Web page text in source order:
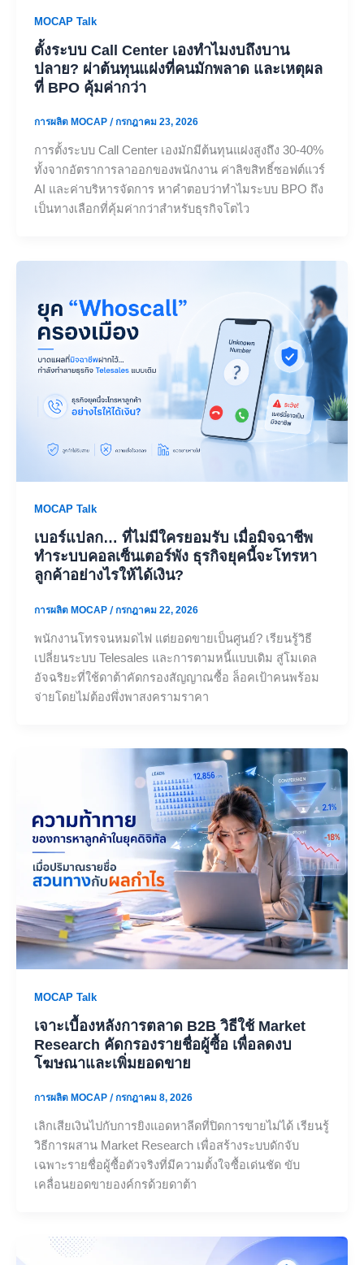
MOCAP Talk
ตั้งระบบ Call Center เองทำไมงบถึงบาน
ปลาย? ผ่าต้นทุนแฝงที่คนมักพลาด และเหตุผล
ที่ BPO คุ้มค่ากว่า
การผลิต MOCAP /กรกฎาคม 23, 2026
การตั้งระบบ Call Center เองมักมีต้นทุนแฝงสูงถึง 30-40%
ทั้งจากอัตราการลาออกของพนักงาน ค่าลิขสิทธิ์ซอฟต์แวร์
AI และค่าบริหารจัดการ หาคำตอบว่าทำไมระบบ BPO ถึง
เป็นทางเลือกที่คุ้มค่ากว่าสำหรับธุรกิจโตไว
MOCAP Talk
เบอร์แปลก… ที่ไม่มีใครยอมรับ เมื่อมิจฉาชีพ
ทำระบบคอลเซ็นเตอร์พัง ธุรกิจยุคนี้จะโทรหา
ลูกค้าอย่างไรให้ได้เงิน?
การผลิต MOCAP /กรกฎาคม 22, 2026
พนักงานโทรจนหมดไฟ แต่ยอดขายเป็นศูนย์? เรียนรู้วิธี
เปลี่ยนระบบ Telesales และการตามหนี้แบบเดิม สู่โมเดล
อัจฉริยะที่ใช้ดาต้าคัดกรองสัญญาณซื้อ ล็อคเป้าคนพร้อม
จ่ายโดยไม่ต้องพึ่งพาสงครามราคา
MOCAP Talk
เจาะเบื้องหลังการตลาด B2B วิธีใช้ Market
Research คัดกรองรายชื่อผู้ซื้อ เพื่อลดงบ
โฆษณาและเพิ่มยอดขาย
การผลิต MOCAP /กรกฎาคม 8, 2026
เลิกเสียเงินไปกับการยิงแอดหาลีดที่ปิดการขายไม่ได้ เรียนรู้
วิธีการผสาน Market Research เพื่อสร้างระบบดักจับ
เฉพาะรายชื่อผู้ซื้อตัวจริงที่มีความตั้งใจซื้อเด่นชัด ขับ
เคลื่อนยอดขายองค์กรด้วยดาต้า